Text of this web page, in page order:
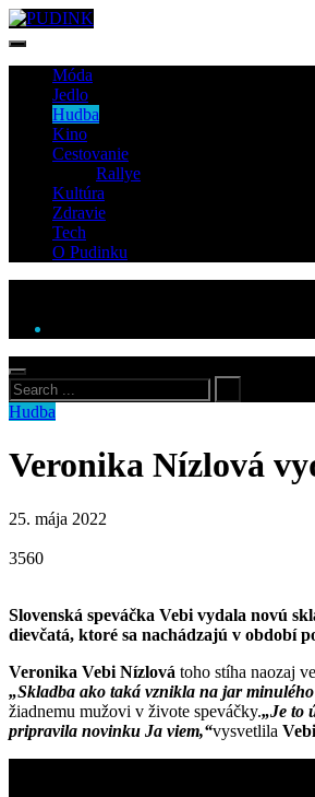
Móda
Jedlo
Hudba
Kino
Cestovanie
Rallye
Kultúra
Zdravie
Tech
O Pudinku
Hudba
Veronika Nízlová
25. mája 2022
3560
Slovenská speváčka Vebi vydala novú
dievčatá, ktoré sa nachádzajú v období
Veronika Vebi Nízlová toho stíha naozaj
„Skladba ako taká vznikla na jar
žiadnemu mužovi v živote speváčky.„Je to
pripravila novinku Ja viem,“vysvetlila Vebi